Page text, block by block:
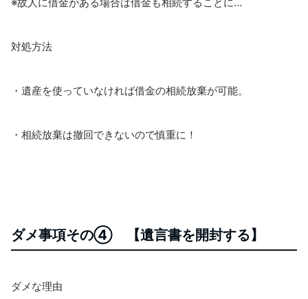
※故人に借金がある場合は借金も相続することに…
対処方法
・遺産を使っていなければ借金の相続放棄が可能。
・相続放棄は撤回できないので慎重に！
ダメ事項その④ 【遺言書を開封する】
ダメな理由